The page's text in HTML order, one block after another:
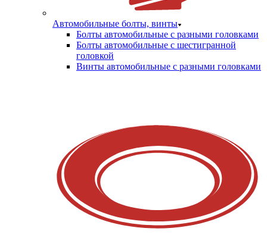
Автомобильные болты, винты
Болты автомобильные с разными головками
Болты автомобильные с шестигранной
головкой
Винты автомобильные с разными головками